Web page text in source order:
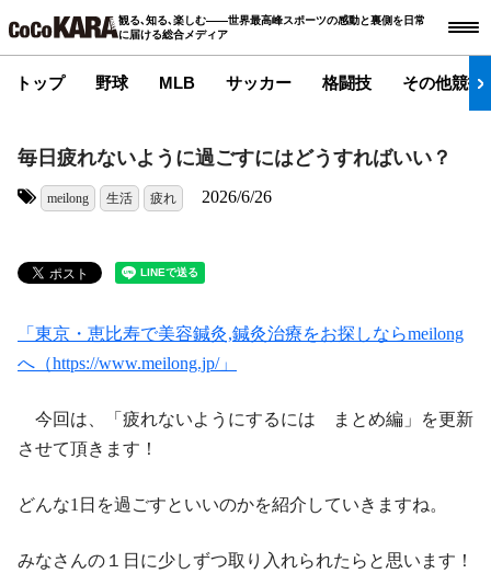
観る､知る､楽しむ――世界最高峰スポーツの感動と裏側を日常
に届ける総合メディア
トップ 野球 MLB サッカー 格闘技 その他競技
毎日疲れないように過ごすにはどうすればいい？
meilong 生活 疲れ 2026/6/26
「東京・恵比寿で美容鍼灸,鍼灸治療をお探しならmeilong
へ（https://www.meilong.jp/」
今回は、「疲れないようにするには まとめ編」を更新
させて頂きます！
どんな1日を過ごすといいのかを紹介していきますね。
みなさんの１日に少しずつ取り入れられたらと思います！